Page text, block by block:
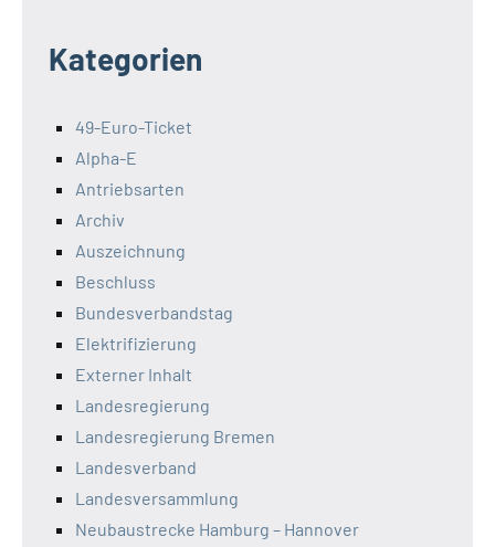
Kategorien
49-Euro-Ticket
Alpha-E
Antriebsarten
Archiv
Auszeichnung
Beschluss
Bundesverbandstag
Elektrifizierung
Externer Inhalt
Landesregierung
Landesregierung Bremen
Landesverband
Landesversammlung
Neubaustrecke Hamburg – Hannover